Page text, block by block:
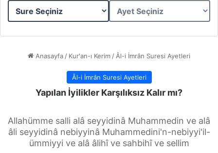
Sure
Ayet
Anasayfa / Kur'an-ı Kerim / Âl-i İmrân Suresi Ayetleri
Âl-i İmrân Suresi Ayetleri
Yapılan İyilikler Karşılıksız Kalır mı?
Allahümme salli alâ seyyidinâ Muhammedin ve alâ
âli seyyidinâ nebiyyinâ Muhammedini'n-nebiyyi'il-
ümmiyyi ve alâ âlihî ve sahbihî ve sellim